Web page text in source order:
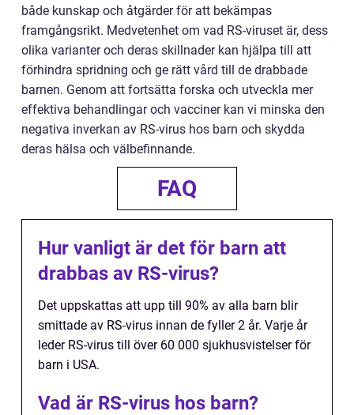
både kunskap och åtgärder för att bekämpas
framgångsrikt. Medvetenhet om vad RS-viruset är, dess
olika varianter och deras skillnader kan hjälpa till att
förhindra spridning och ge rätt vård till de drabbade
barnen. Genom att fortsätta forska och utveckla mer
effektiva behandlingar och vacciner kan vi minska den
negativa inverkan av RS-virus hos barn och skydda
deras hälsa och välbefinnande.
FAQ
Hur vanligt är det för barn att
drabbas av RS-virus?
Det uppskattas att upp till 90% av alla barn blir
smittade av RS-virus innan de fyller 2 år. Varje år
leder RS-virus till över 60 000 sjukhusvistelser för
barn i USA.
Vad är RS-virus hos barn?